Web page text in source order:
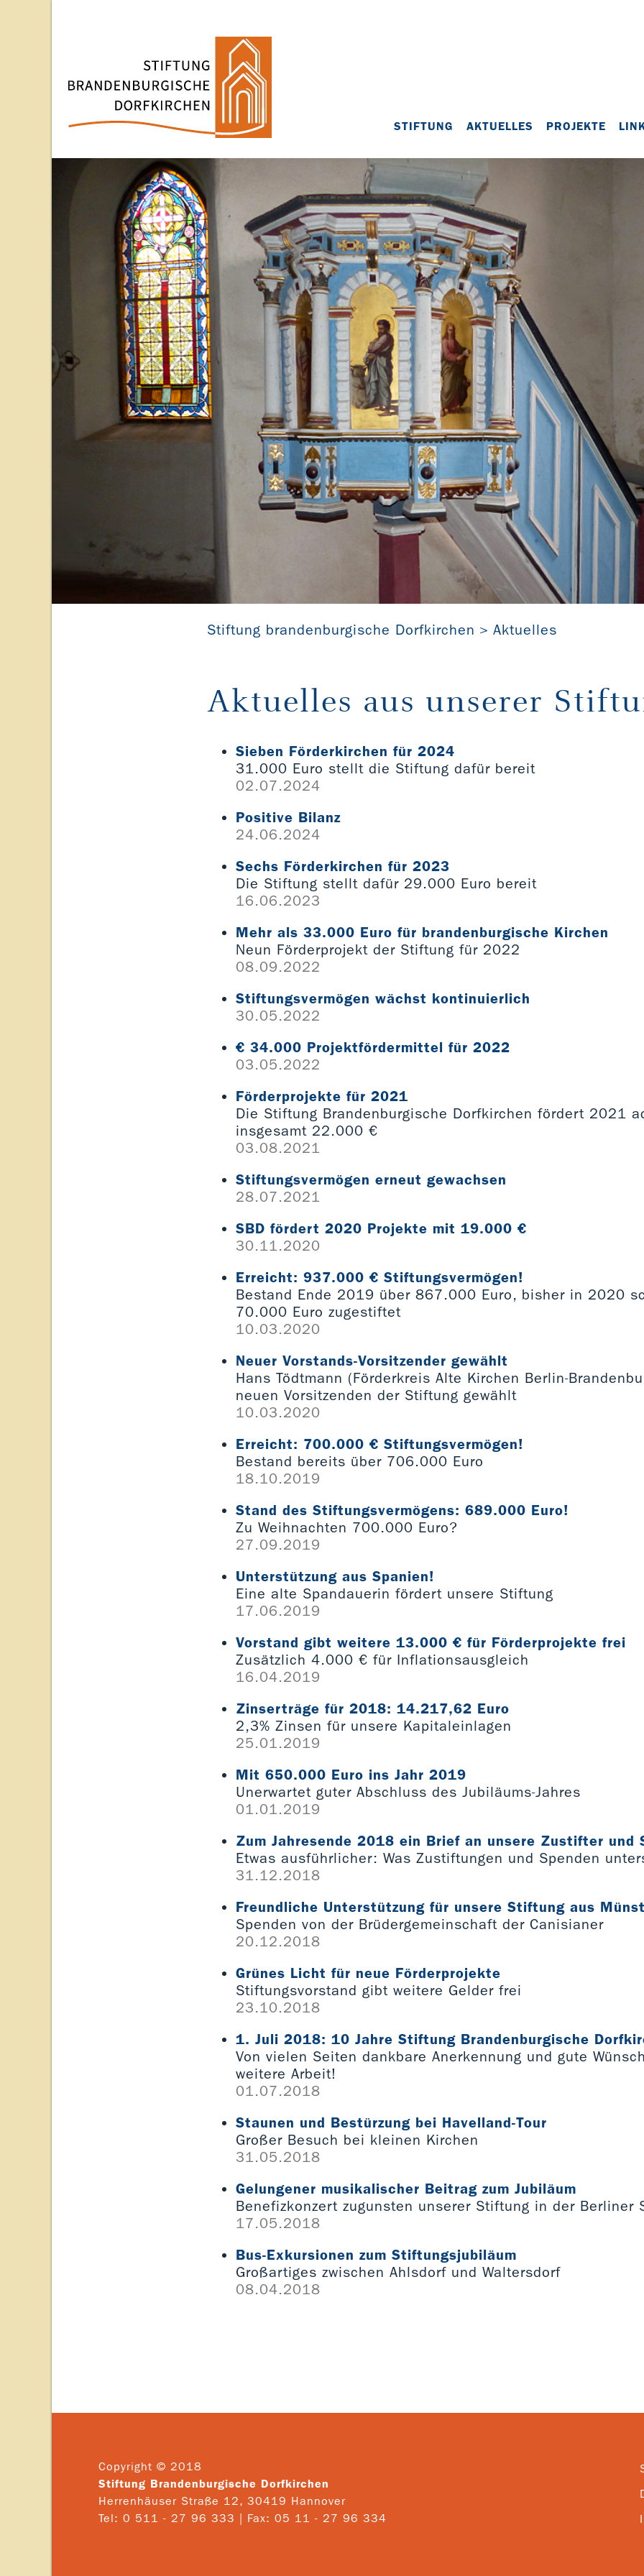
STIFTUNG AKTUELLES PROJEKTE
Stiftung brandenburgische Dorfkirchen Aktuelles
Aktuelles aus unserer
Sieben Förderkirchen für 2024
31.000 Euro stellt die Stiftung dafür bereit
02.07.2024
Positive Bilanz
24.06.2024
Sechs Förderkirchen für 2023
Die Stiftung stellt dafür 29.000 Euro bereit
16.06.2023
Mehr als 33.000 Euro für brandenburgische Kirchen
Neun Förderprojekt der Stiftung für 2022
08.09.2022
Stiftungsvermögen wächst kontinuierlich
30.05.2022
€ 34.000 Projektfördermittel für 2022
03.05.2022
Förderprojekte für 2021
Die Stiftung Brandenburgische Dorfkirchen fördert 2021
insgesamt 22.000 €
03.08.2021
Stiftungsvermögen erneut gewachsen
28.07.2021
SBD fördert 2020 Projekte mit 19.000 €
30.11.2020
Erreicht: 937.000 € Stiftungsvermögen!
Bestand Ende 2019 über 867.000 Euro, bisher in 2020
70.000 Euro zugestiftet
10.03.2020
Neuer Vorstands-Vorsitzender gewählt
Hans Tödtmann (Förderkreis Alte Kirchen Berlin-
neuen Vorsitzenden der Stiftung gewählt
10.03.2020
Erreicht: 700.000 € Stiftungsvermögen!
Bestand bereits über 706.000 Euro
18.10.2019
Stand des Stiftungsvermögens: 689.000 Euro!
Zu Weihnachten 700.000 Euro?
27.09.2019
Unterstützung aus Spanien!
Eine alte Spandauerin fördert unsere Stiftung
17.06.2019
Vorstand gibt weitere 13.000 € für Förderprojekte frei
Zusätzlich 4.000 € für Inflationsausgleich
16.04.2019
Zinserträge für 2018: 14.217,62 Euro
2,3% Zinsen für unsere Kapitaleinlagen
25.01.2019
Mit 650.000 Euro ins Jahr 2019
Unerwartet guter Abschluss des Jubiläums-Jahres
01.01.2019
Zum Jahresende 2018 ein Brief an unsere Zustifter und
Etwas ausführlicher: Was Zustiftungen und Spenden
31.12.2018
Freundliche Unterstützung für unsere Stiftung aus
Spenden von der Brüdergemeinschaft der Canisianer
20.12.2018
Grünes Licht für neue Förderprojekte
Stiftungsvorstand gibt weitere Gelder frei
23.10.2018
1. Juli 2018: 10 Jahre Stiftung Brandenburgische
Von vielen Seiten dankbare Anerkennung und gute
weitere Arbeit!
01.07.2018
Staunen und Bestürzung bei Havelland-Tour
Großer Besuch bei kleinen Kirchen
31.05.2018
Gelungener musikalischer Beitrag zum Jubiläum
Benefizkonzert zugunsten unserer Stiftung in der Berliner
17.05.2018
Bus-Exkursionen zum Stiftungsjubiläum
Großartiges zwischen Ahlsdorf und Waltersdorf
08.04.2018
Copyright © 2018
Stiftung Brandenburgische Dorfkirchen
Herrenhäuser Straße 12, 30419 Hannover
Tel: 0 511 - 27 96 333 | Fax: 05 11 - 27 96 334